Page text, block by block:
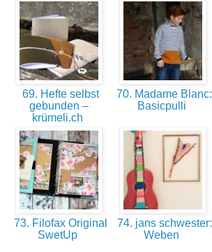
69. Hefte selbst
gebunden –
krümeli.ch
70. Madame Blanc:
Basicpulli
73. Filofax Original
SwetUp
74. jans schwester:
Weben